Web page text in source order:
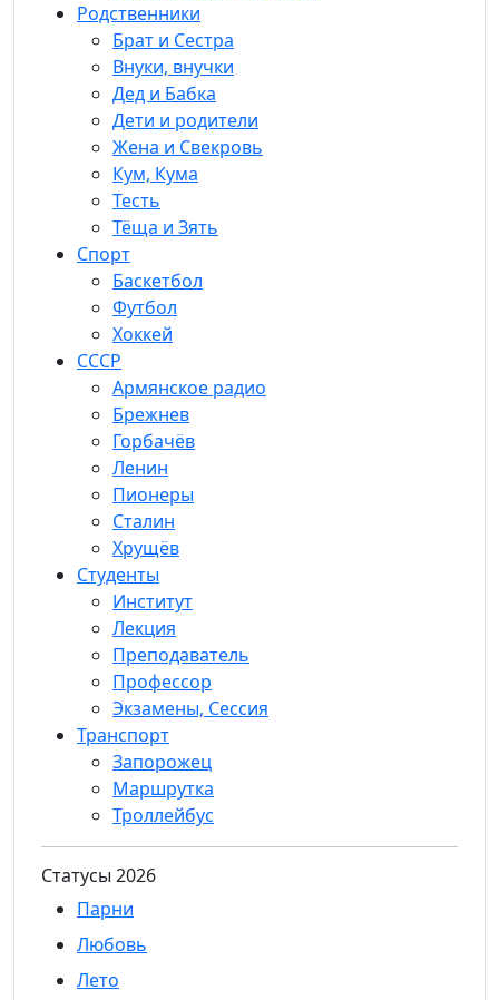
Родственники
Брат и Сестра
Внуки, внучки
Дед и Бабка
Дети и родители
Жена и Свекровь
Кум, Кума
Тесть
Тёща и Зять
Спорт
Баскетбол
Футбол
Хоккей
СССР
Армянское радио
Брежнев
Горбачёв
Ленин
Пионеры
Сталин
Хрущёв
Студенты
Институт
Лекция
Преподаватель
Профессор
Экзамены, Сессия
Транспорт
Запорожец
Маршрутка
Троллейбус
Статуcы 2026
Парни
Любовь
Лето